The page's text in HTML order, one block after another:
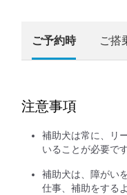
ご予約時 ご搭
注意事項
補助犬は常に、リ
いることが必要です
補助犬は、障がい
仕事、補助をする